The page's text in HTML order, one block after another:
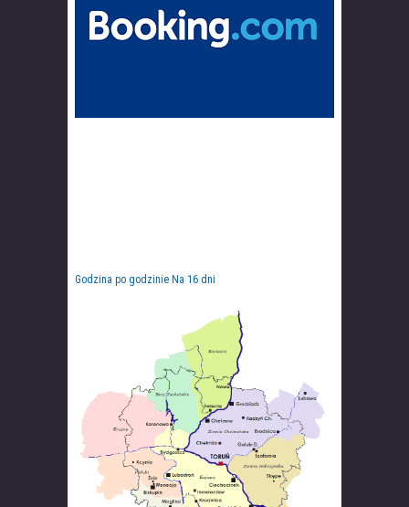
Godzina po godzinie Na 16 dni